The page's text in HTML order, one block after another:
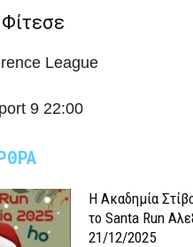
League
9 22:00
Η Ακαδημία
το Santa Run
21/12/2025